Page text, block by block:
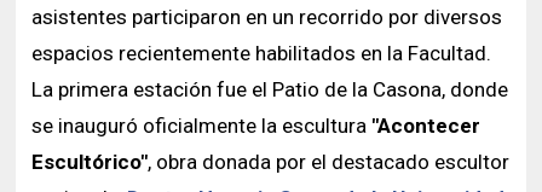
asistentes participaron en un recorrido por diversos
espacios recientemente habilitados en la Facultad.
La primera estación fue el Patio de la Casona, donde
se inauguró oficialmente la escultura "Acontecer
Escultórico", obra donada por el destacado escultor